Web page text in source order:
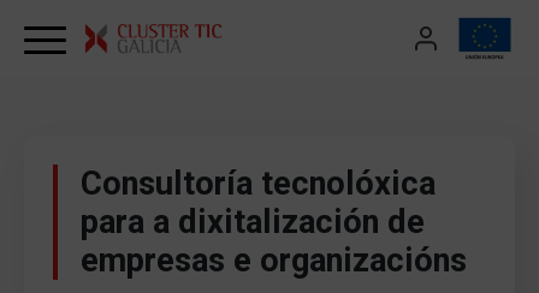
Consultoría tecnolóxica
para a dixitalización de
empresas e organizacións